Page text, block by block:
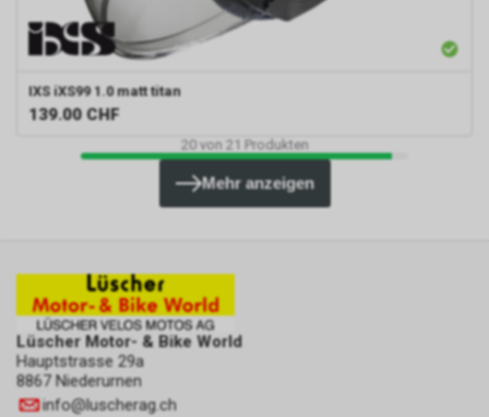
IXS iXS99 1.0 matt titan
139.00 CHF
20von 21 Produkten
Mehr anzeigen
Lüscher Motor- & Bike World
Hauptstrasse 29a
8867 Niederurnen
info@luscherag.ch